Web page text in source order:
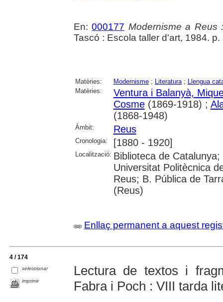
En:000177 Modernisme a Reus
Tascó : Escola taller d'art, 1984. p.
Matèries: Modernisme; Literatura; Llengua
Matèries:
Ventura i Balanyà,
Cosme(1869-1918) ;
(1868-1948)
Àmbit: Reus
Cronologia: [1880 - 1920]
Localització: Biblioteca de
Universitat Politècnica
Reus; B. Pública de
(Reus)
Enllaç permanent a aquest
4 / 174
seleccionar
imprimir
Lectura de textos i
Fabra i Poch : VIII tarda